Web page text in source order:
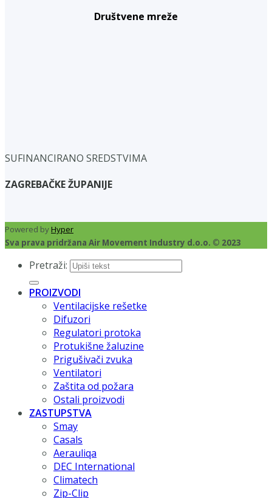
Društvene mreže
SUFINANCIRANO SREDSTVIMA
ZAGREBAČKE ŽUPANIJE
Powered byHyper
Sva prava pridržana Air Movement Industry d.o.o. © 2023
Pretraži:
PROIZVODI
Ventilacijske rešetke
Difuzori
Regulatori protoka
Protukišne žaluzine
Prigušivači zvuka
Ventilatori
Zaštita od požara
Ostali proizvodi
ZASTUPSTVA
Smay
Casals
Aerauliqa
DEC International
Climatech
Zip-Clip